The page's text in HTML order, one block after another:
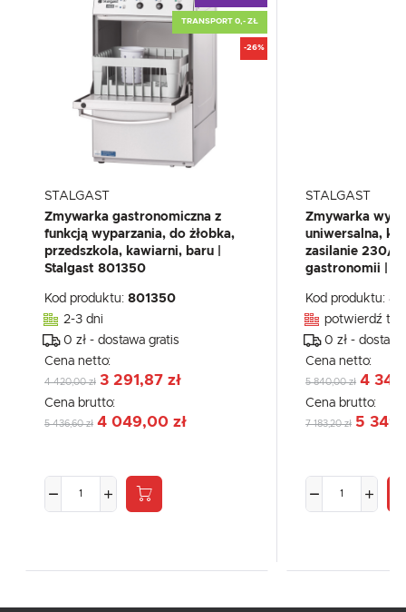
TRANSPORT 0,- ZŁ
-26%
STALGAST
Zmywarka gastronomiczna z
funkcją wyparzania, do żłobka,
przedszkola, kawiarni, baru |
Stalgast 801350
Kod produktu: 801350
2-3 dni
0 zł - dostawa gratis
Cena netto:
4 420,00 zł 3 291,87 zł
Cena brutto:
5 436,60 zł 4 049,00 zł
STALGAST
Zmywarka
uniwersalna,
zasilanie 230/
gastronomii |
Kod produktu:
potwierdź
0 zł -
Cena netto:
5 840,00 zł 4
Cena brutto:
7 183,20 zł 5